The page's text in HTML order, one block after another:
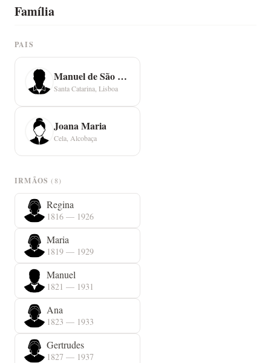
Família
PAIS
Manuel de São Bernardo
Santa Catarina, Lisboa
Joana Maria
Cela, Alcobaça
IRMÃOS(8)
Regina
1816 — 1926
Maria
1819 — 1929
Manuel
1821 — 1931
Ana
1823 — 1933
Gertrudes
1827 — 1937